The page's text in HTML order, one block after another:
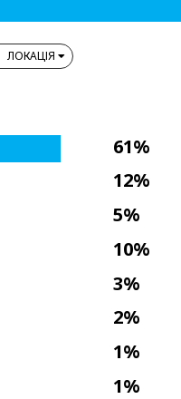
ЛОКАЦІЯ
61%
12%
5%
10%
3%
2%
1%
1%